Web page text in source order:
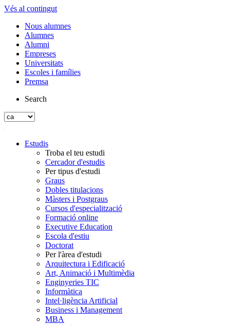
Vés al contingut
Nous alumnes
Alumnes
Alumni
Empreses
Universitats
Escoles i famílies
Premsa
Search
Estudis
Troba el teu estudi
Cercador d'estudis
Per tipus d'estudi
Graus
Dobles titulacions
Màsters i Postgraus
Cursos d'especialització
Formació online
Executive Education
Escola d'estiu
Doctorat
Per l'àrea d'estudi
Arquitectura i Edificació
Art, Animació i Multimèdia
Enginyeries TIC
Informàtica
Intel·ligència Artificial
Business i Management
MBA